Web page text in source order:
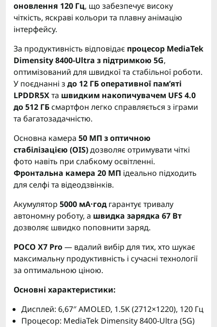
оновлення 120 Гц, що забезпечує високу
чіткість, яскраві кольори та плавну анімацію
інтерфейсу.
За продуктивність відповідає процесор MediaTek
Dimensity 8400-Ultra з підтримкою 5G,
оптимізований для швидкої та стабільної роботи.
У поєднанні з до 12 ГБ оперативної пам’яті
LPDDR5Xта швидким накопичувачем UFS 4.0
до 512 ГБсмартфон легко справляється з іграми
та багатозадачністю.
Основна камера 50 МП з оптичною
стабілізацією (OIS)дозволяє отримувати чіткі
фото навіть при слабкому освітленні.
Фронтальна камера 20 МП ідеально підходить
для селфі та відеодзвінків.
Акумулятор 5000 мА·год гарантує тривалу
автономну роботу, а швидка зарядка 67 Вт
дозволяє швидко поповнити заряд.
POCO X7 Pro— вдалий вибір для тих, хто шукає
максимальну продуктивність і сучасні технології
за оптимальною ціною.
Основні характеристики:
Дисплей: 6,67″ AMOLED, 1.5K (2712×1220), 120 Гц
Процесор: MediaTek Dimensity 8400-Ultra (5G)